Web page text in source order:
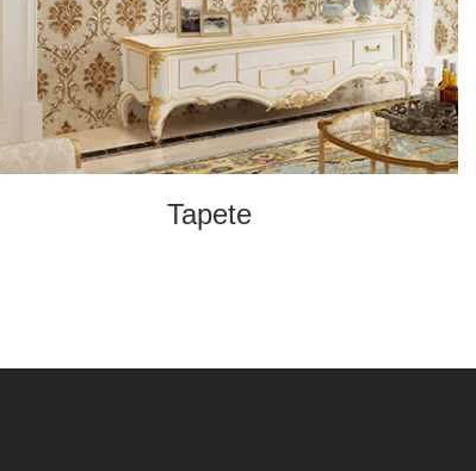
Tapete